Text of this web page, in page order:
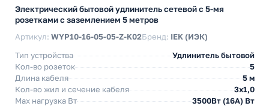
Электрический бытовой удлинитель сетевой с 5-мя
розетками с заземлением 5 метров
Артикул: WYP10-16-05-05-Z-K02Бренд: IEK (ИЭК)
Тип устройства
Удлинитель бытовой
Кол-во розеток
5
Длина кабеля
5 м
Кол-во жил и сечение кабеля
3х1,0
Max нагрузка Вт
3500Вт (16А) Вт